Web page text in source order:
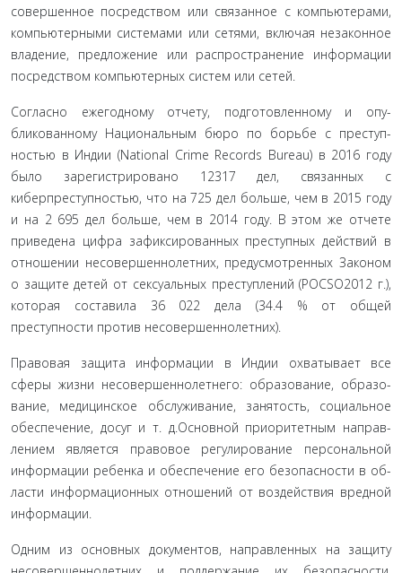
совершенное посредством или связанное с компьютерами,
компьютерны­ми системами или сетями, включая незаконное
владение, предложение или распространение информации
посред­ством компьютерных систем или сетей.
Согласно ежегодному отчету, подготовленному и опу­
бликованному Национальным бюро по борьбе с преступ­
ностью в Индии (National Crime Records Bureau) в 2016 году
было зарегистрировано 12317 дел, связанных с
киберпреступ­ностью, что на 725 дел больше, чем в 2015 году
и на 2 695 дел больше, чем в 2014 году. В этом же отчете
приведена цифра зафиксированных преступных действий в
отношении несо­вершеннолетних, предусмотренных Законом
о защите детей от сексуальных преступлений (POCSO2012 г.),
которая соста­вила 36 022 дела (34.4 % от общей
преступности против несо­вершеннолетних).
Правовая защита информации в Индии охватывает все
сферы жизни несовершеннолетнего: образование, образо­
вание, медицинское обслуживание, занятость, социальное
обеспечение, досуг и т. д.Основной приоритетным направ­
лением является правовое регулирование персональной
информации ребенка и обеспечение его безопасности в об­
ласти информационных отношений от воздействия вредной
информации.
Одним из основных документов, направленных на защиту